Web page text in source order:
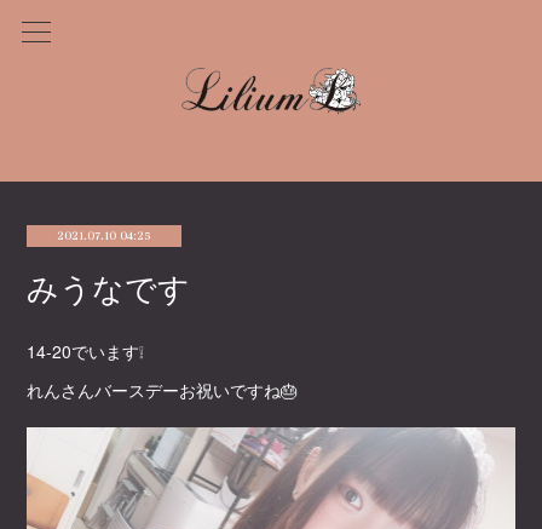
2021.07.10 04:25
みうなです
14-20でいます❕
れんさんバースデーお祝いですね🎂